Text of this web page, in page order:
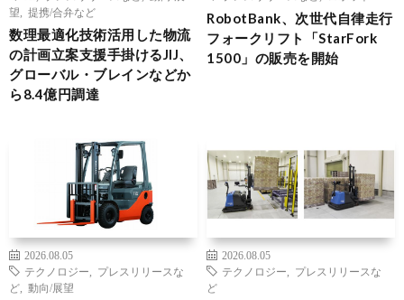
望
提携/合弁など
数理最適化技術活用した物流
の計画立案支援手掛けるJIJ、
グローバル・ブレインなどか
ら8.4億円調達
RobotBank、次世代自律走行
フォークリフト「StarFork
1500」の販売を開始
2026.08.05
テクノロジー
プレスリリースな
ど
動向/展望
2026.08.05
テクノロジー
プレスリリースな
ど